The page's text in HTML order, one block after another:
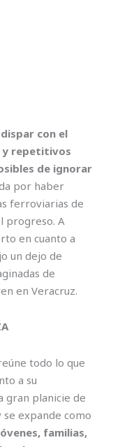
con el
y repetitivos
de ignorar
por haber
ferroviarias de
progreso. A
en cuanto a
un dejo de
de
en Veracruz.
todo lo que
a su
gran planicie de
se expande como
familias,